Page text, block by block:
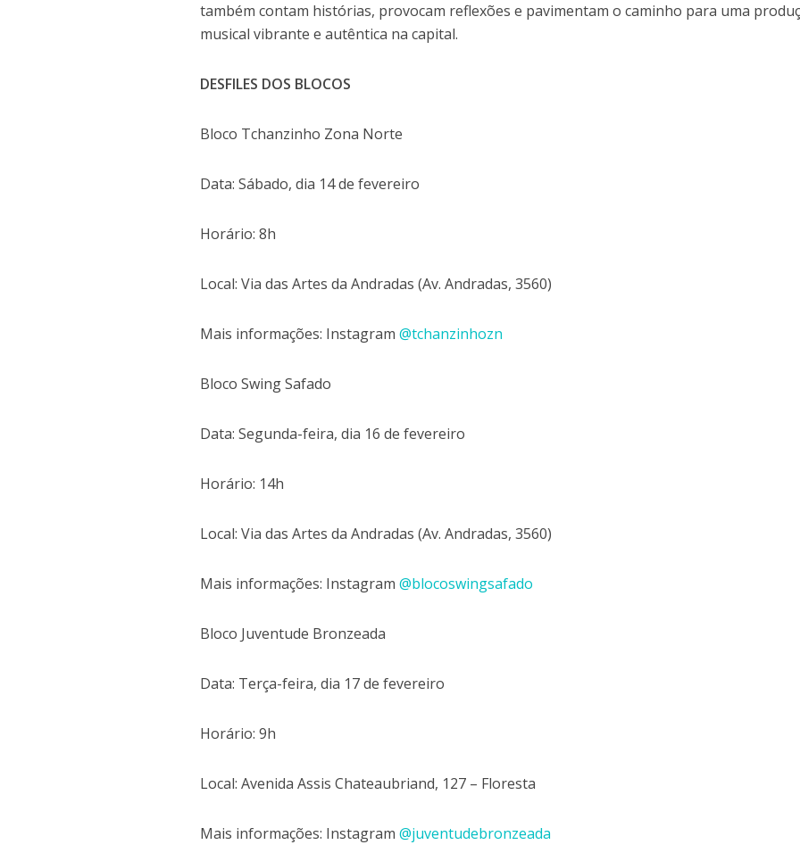
também contam histórias, provocam reflexões e pavimentam o caminho para uma
musical vibrante e autêntica na capital.
DESFILES DOS BLOCOS
Bloco Tchanzinho Zona Norte
Data: Sábado, dia 14 de fevereiro
Horário: 8h
Local: Via das Artes da Andradas (Av. Andradas, 3560)
Mais informações: Instagram@tchanzinhozn
Bloco Swing Safado
Data: Segunda-feira, dia 16 de fevereiro
Horário: 14h
Local: Via das Artes da Andradas (Av. Andradas, 3560)
Mais informações: Instagram@blocoswingsafado
Bloco Juventude Bronzeada
Data: Terça-feira, dia 17 de fevereiro
Horário: 9h
Local: Avenida Assis Chateaubriand, 127 – Floresta
Mais informações: Instagram@juventudebronzeada